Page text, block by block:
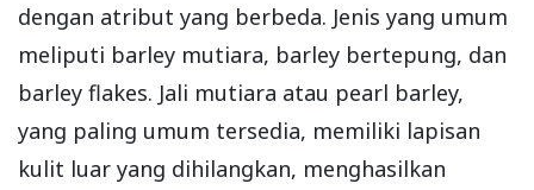
dengan atribut yang berbeda. Jenis yang umum
meliputi barley mutiara, barley bertepung, dan
barley flakes. Jali mutiara atau pearl barley,
yang paling umum tersedia, memiliki lapisan
kulit luar yang dihilangkan, menghasilkan